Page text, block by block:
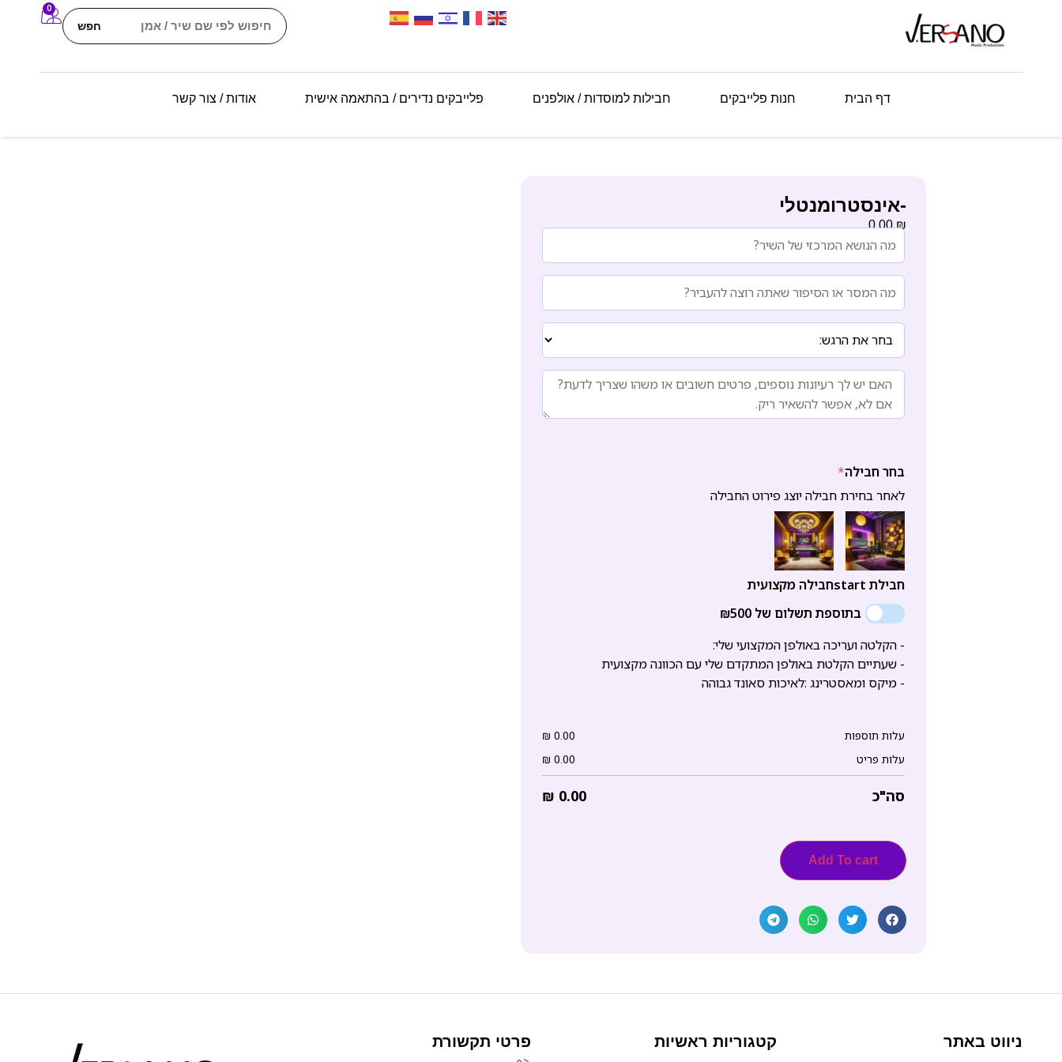
חפש
0
דף הבית חנות פלייבקים חבילות למוסדות / אולפנים פלייבקים נדירים / בהתאמה אישית אודות / צור קשר
-אינסטרומנטלי
0.00₪
בחר חבילה*
לאחר בחירת חבילה יוצג פירוט החבילה
חבילת start
חבילה מקצועית
בתוספת תשלום של ₪500
- הקלטה ועריכה באולפן המקצועי שלי:
- שעתיים הקלטת באולפן המתקדם שלי עם הכוונה מקצועית
- מיקס ומאסטרינג :לאיכות סאונד גבוהה
עלות תוספות 0.00
₪
עלות פריט
0.00
₪
סה"כ 0.00
₪
Add To cart
ניווט באתר קטגוריות ראשיות
פרטי תקשורת